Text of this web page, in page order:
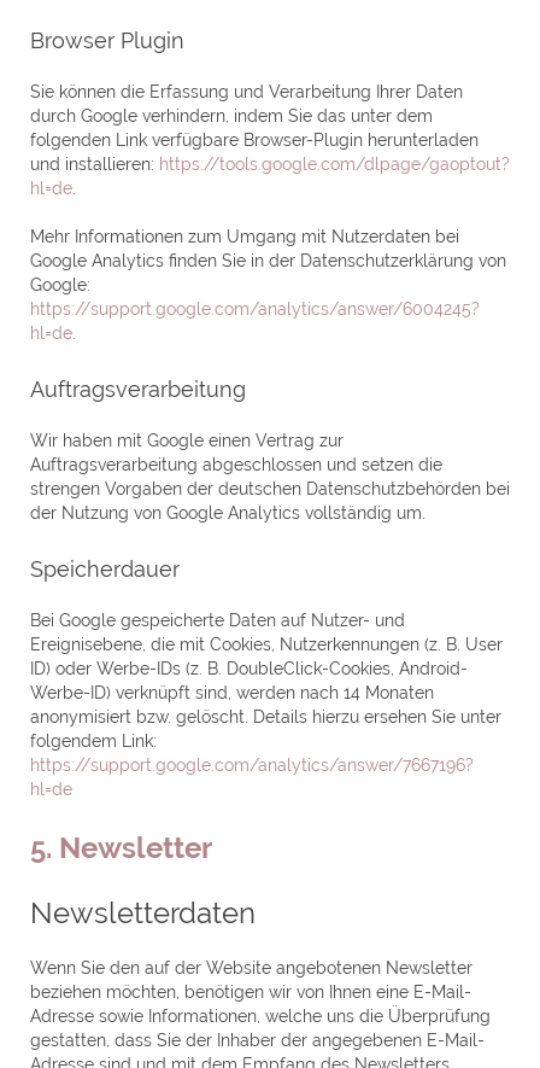
Browser Plugin
Sie können die Erfassung und Verarbeitung Ihrer Daten
durch Google verhindern, indem Sie das unter dem
folgenden Link verfügbare Browser-Plugin herunterladen
und installieren: https://tools.google.com/dlpage/gaoptout?
hl=de
Mehr Informationen zum Umgang mit Nutzerdaten bei
Google Analytics finden Sie in der Datenschutzerklärung von
Google:
https://support.google.com/analytics/answer/6004245?
hl=de
Auftragsverarbeitung
Wir haben mit Google einen Vertrag zur
Auftragsverarbeitung abgeschlossen und setzen die
strengen Vorgaben der deutschen Datenschutzbehörden bei
der Nutzung von Google Analytics vollständig um.
Speicherdauer
Bei Google gespeicherte Daten auf Nutzer- und
Ereignisebene, die mit Cookies, Nutzerkennungen (z. B. User
ID) oder Werbe-IDs (z. B. DoubleClick-Cookies, Android-
Werbe-ID) verknüpft sind, werden nach 14 Monaten
anonymisiert bzw. gelöscht. Details hierzu ersehen Sie unter
folgendem Link:
https://support.google.com/analytics/answer/7667196?
hl=de
5. Newsletter
Newsletter­daten
Wenn Sie den auf der Website angebotenen Newsletter
beziehen möchten, benötigen wir von Ihnen eine E-Mail-
Adresse sowie Informationen, welche uns die Überprüfung
gestatten, dass Sie der Inhaber der angegebenen E-Mail-